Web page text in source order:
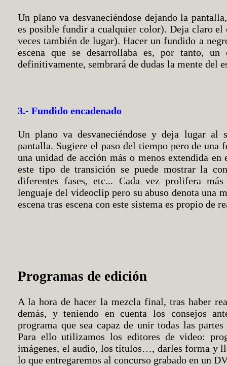
Un plano va desvaneciéndose dejando la
es posible fundir a cualquier color). Deja claro
veces también de lugar). Hacer un fundido a
escena que se desarrollaba es, por tanto, un
definitivamente, sembrará de dudas la mente del
3.- Fundido encadenado
Un plano va desvaneciéndose y deja lugar al
pantalla. Sugiere el paso del tiempo pero de una
una unidad de acción más o menos extendida
este tipo de transición se puede mostrar la
diferentes fases, etc... Cada vez prolifera
lenguaje del videoclip pero su abuso denota una
escena tras escena con este sistema es propio de
Programas de edición
A la hora de hacer la mezcla final, tras haber
demás, y teniendo en cuenta los consejos
programa que sea capaz de unir todas las
Para ello utilizamos los editores de video:
imágenes, el audio, los títulos…, darles forma y
lo que entregaremos al concurso grabado en un